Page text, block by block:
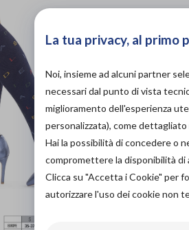
La tua privacy, al primo
Noi, insieme ad alcuni partner
necessari dal punto di vista
miglioramento dell'esperienza
personalizzata), come
Hai la possibilità di concedere o
compromettere la disponibilità di
Clicca su "Accetta i Cookie" per
autorizzare l'uso dei cookie non